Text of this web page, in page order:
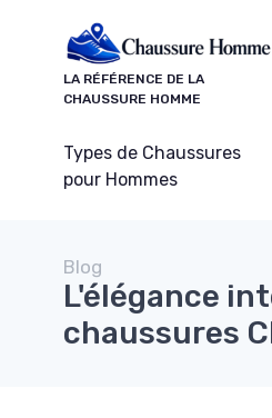
LA RÉFÉRENCE DE LA
CHAUSSURE HOMME
Types de Chaussures
pour Hommes
Blog
L'élégance
chaussures